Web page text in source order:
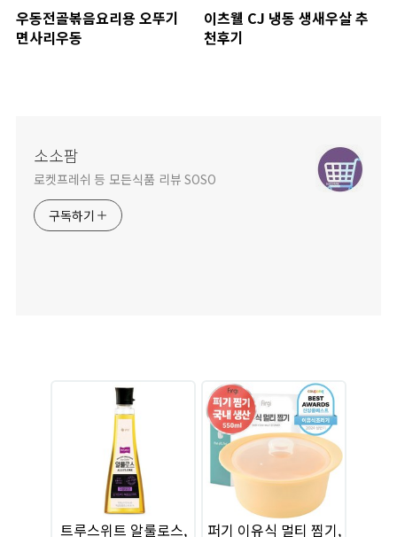
우동전골볶음요리용 오뚜기
면사리우동
이츠웰 CJ 냉동 생새우살 추
천후기
소소팜
로켓프레쉬 등 모든식품 리뷰 SOSO
구독하기
트루스위트 알룰로스, 퍼기 이유식 멀티 찜기,